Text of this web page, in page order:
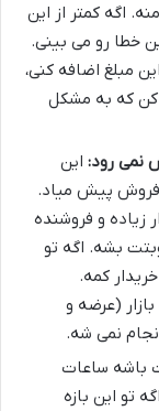
عادی، 500 هزار تومنه. اگه کمتر از این
هزار تومن!)، این خطا رو می بینی.
مبلغ اضافه کنی،
تومن شارژ کن که به مشکل
نمی رود: این
پیش میاد.
زیاده و فروشنده
بشه. اگه تو
کمه.
(عرضه و
نمی شه.
باشه ساعات
صبح تا 12:30 ظهره. اگه تو این بازه